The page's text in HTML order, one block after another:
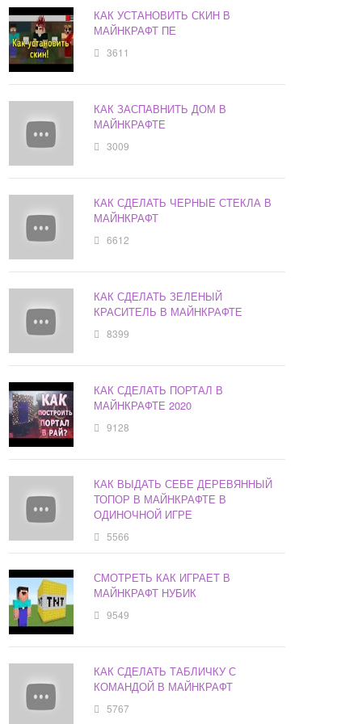
КАК УСТАНОВИТЬ СКИН В
МАЙНКРАФТ ПЕ
3611
КАК ЗАСПАВНИТЬ ДОМ В
МАЙНКРАФТЕ
3009
КАК СДЕЛАТЬ ЧЕРНЫЕ СТЕКЛА В
МАЙНКРАФТ
6612
КАК СДЕЛАТЬ ЗЕЛЕНЫЙ
КРАСИТЕЛЬ В МАЙНКРАФТЕ
8399
КАК СДЕЛАТЬ ПОРТАЛ В
МАЙНКРАФТЕ 2020
9128
КАК ВЫДАТЬ СЕБЕ ДЕРЕВЯННЫЙ
ТОПОР В МАЙНКРАФТЕ В
ОДИНОЧНОЙ ИГРЕ
5566
СМОТРЕТЬ КАК ИГРАЕТ В
МАЙНКРАФТ НУБИК
9549
КАК СДЕЛАТЬ ТАБЛИЧКУ С
КОМАНДОЙ В МАЙНКРАФТ
5767